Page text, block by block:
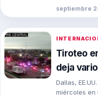
restablece
económicas
septiembre
Tiroteo
deja
Dallas,
miércoles en